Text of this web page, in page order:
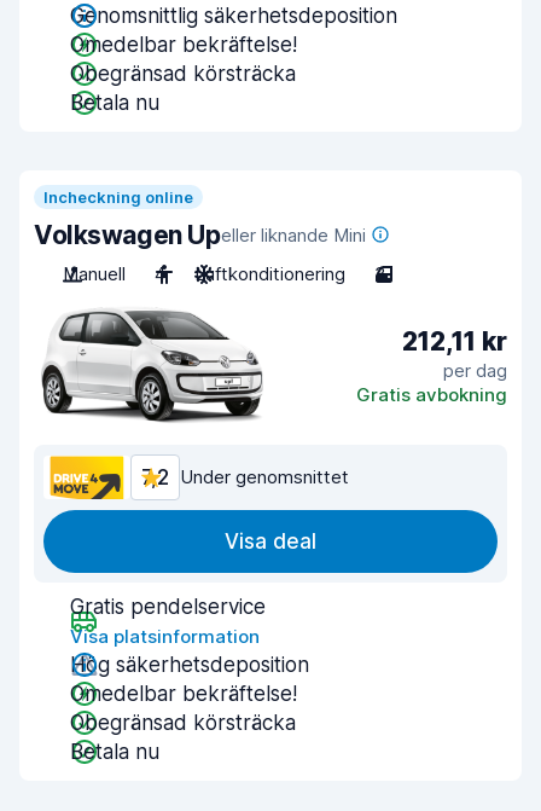
Genomsnittlig säkerhetsdeposition
Omedelbar bekräftelse!
Obegränsad körsträcka
Betala nu
Incheckning online
Volkswagen Upeller liknande Mini
Manuell
4 Luftkonditionering 3
212,11 kr
per dag
Gratis avbokning
7,2 Under genomsnittet
Visa deal
Gratis pendelservice
Visa platsinformation
Hög säkerhetsdeposition
Omedelbar bekräftelse!
Obegränsad körsträcka
Betala nu